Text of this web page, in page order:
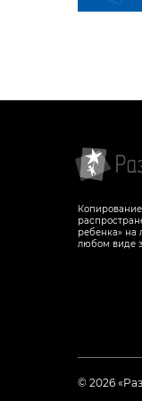
ребенка»
любом виде
© 2026